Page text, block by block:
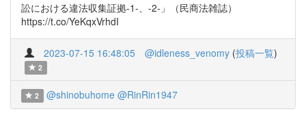
訟における違法収集証拠-1-、-2-」（民商法雑誌）
https://t.co/YeKqxVrhdI
2023-07-15 16:48:05 @idleness_venomy (投稿一覧)
2
2 @shinobuhome @RinRin1947